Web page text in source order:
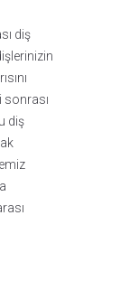
diş
sonrası
diş